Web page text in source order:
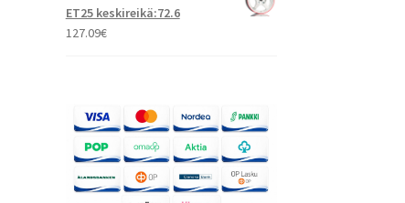
ET25 keskireikä:72.6
127.09€